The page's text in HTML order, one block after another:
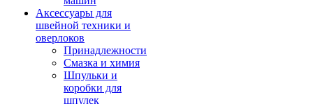
Аксессуары для
швейной техники и
оверлоков
Принадлежности
Смазка и химия
Шпульки и
коробки для
шпулек